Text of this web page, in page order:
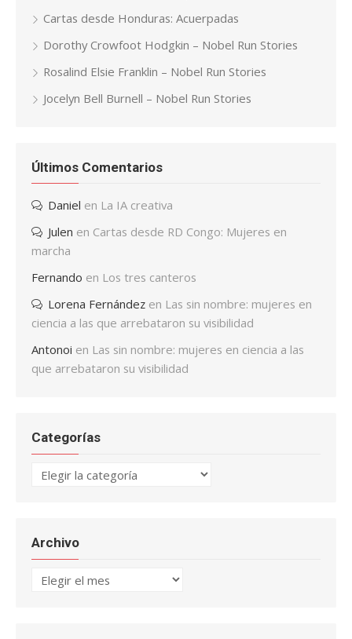
Cartas desde Honduras: Acuerpadas
Dorothy Crowfoot Hodgkin – Nobel Run Stories
Rosalind Elsie Franklin – Nobel Run Stories
Jocelyn Bell Burnell – Nobel Run Stories
Últimos Comentarios
Daniel en La IA creativa
Julen en Cartas desde RD Congo: Mujeres en
marcha
Fernando en Los tres canteros
Lorena Fernández en Las sin nombre: mujeres en
ciencia a las que arrebataron su visibilidad
Antonoi en Las sin nombre: mujeres en ciencia a las
que arrebataron su visibilidad
Categorías
Categorías
Archivo
Archivo